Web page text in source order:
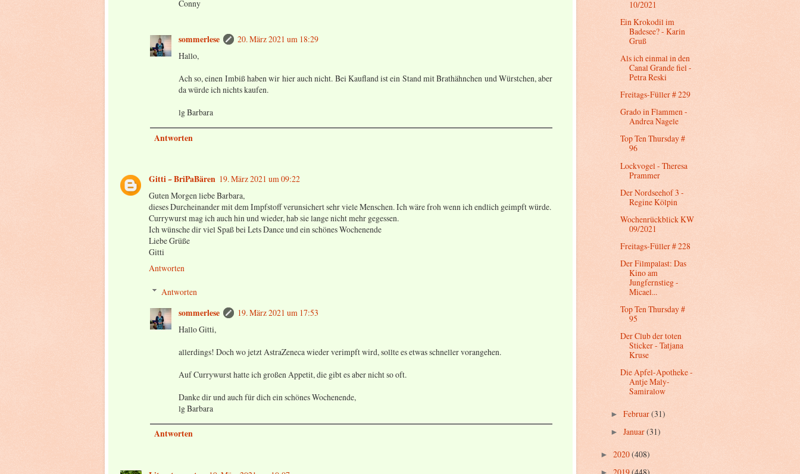
Conny
sommerlese
20. März 2021 um 18:29
Hallo,
Ach so, einen Imbiß haben wir hier auch nicht. Bei Kaufland ist ein Stand mit Brathähnchen und Würstchen, aber
da würde ich nichts kaufen.
lg Barbara
Antworten
Gitti ~ BriPaBären 19. März 2021 um 09:22
Guten Morgen liebe Barbara,
dieses Durcheinander mit dem Impfstoff verunsichert sehr viele Menschen. Ich wäre froh wenn ich endlich geimpft würde.
Currywurst mag ich auch hin und wieder, hab sie lange nicht mehr gegessen.
Ich wünsche dir viel Spaß bei Lets Dance und ein schönes Wochenende
Liebe Grüße
Gitti
Antworten
Antworten
sommerlese
19. März 2021 um 17:53
Hallo Gitti,
allerdings! Doch wo jetzt AstraZeneca wieder verimpft wird, sollte es etwas schneller vorangehen.
Auf Currywurst hatte ich großen Appetit, die gibt es aber nicht so oft.
Danke dir und auch für dich ein schönes Wochenende,
lg Barbara
Antworten
10/2021
Ein Krokodil im
Badesee? - Karin
Gruß
Als ich einmal in den
Canal Grande fiel -
Petra Reski
Freitags-Füller # 229
Grado in Flammen -
Andrea Nagele
Top Ten Thursday #
96
Lockvogel - Theresa
Prammer
Der Nordseehof 3 -
Regine Kölpin
Wochenrückblick KW
09/2021
Freitags-Füller # 228
Der Filmpalast: Das
Kino am
Jungfernstieg -
Micael...
Top Ten Thursday #
95
Der Club der toten
Sticker - Tatjana
Kruse
Die Apfel-Apotheke -
Antje Maly-
Samiralow
► Februar(31)
► Januar(31)
► 2020(408)